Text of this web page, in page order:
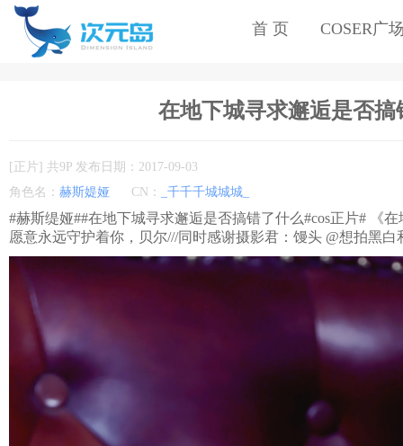
首 页 COSER广
在地下城寻求邂逅是否搞
[正片] 共9P 发布日期：2017-09-03
角色名： 赫斯媞娅 CN： _千千千城城城_
#赫斯缇娅##在地下城寻求邂逅是否搞错了什么#cos正片# 《
愿意永远守护着你，贝尔///同时感谢摄影君：馒头 @想拍黑